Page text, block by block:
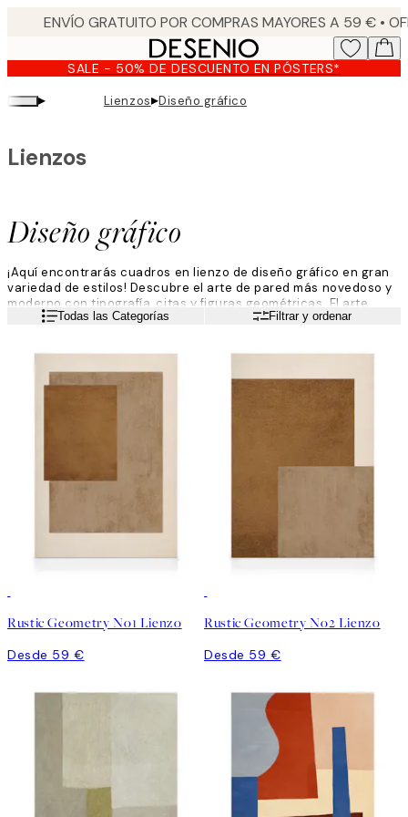
content.SALE - 50% DE DESCUENTO EN PÓSTERS*
▸ Lienzos▸Diseño gráfico
Diseño gráfico
Lienzos
¡Aquí encontrarás cuadros en lienzo de diseño gráfico en gran
variedad de estilos! Descubre el arte de pared más novedoso y
moderno con tipografía, citas y figuras geométricas. El arte
gráfico suele ser colorido y expresivo, pero también puede ser
combinan con la decoración moderna y son el complemento
Leer másTodas las Categorías Filtrar y ordenar
Rustic Geometry No1 Lienzo
Desde 59 €
Rustic Geometry No2 Lienzo
Desde 59 €